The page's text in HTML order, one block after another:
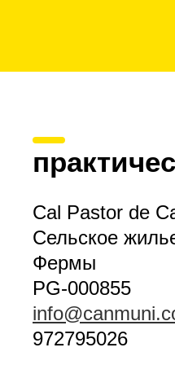
Cal Pastor de
Сельское
Фермы
PG-000855
972795026